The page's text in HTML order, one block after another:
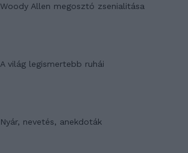
Woody Allen megosztó zsenialitása
A világ legismertebb ruhái
Nyár, nevetés, anekdoták